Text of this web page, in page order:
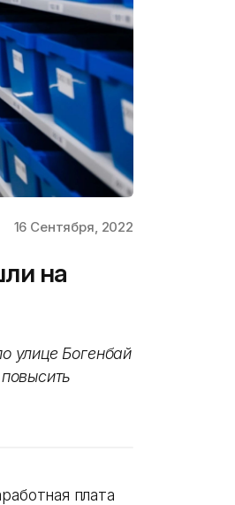
16 Сентября, 2022
на
улице Богенбай
плата